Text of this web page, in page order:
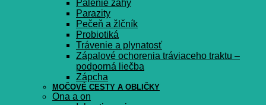
Pálenie záhy
Parazity
Pečeň a žlčník
Probiotiká
Trávenie a plynatosť
Zápalové ochorenia tráviaceho traktu –
podporná liečba
Zápcha
MOČOVÉ CESTY A OBLIČKY
Ona a on